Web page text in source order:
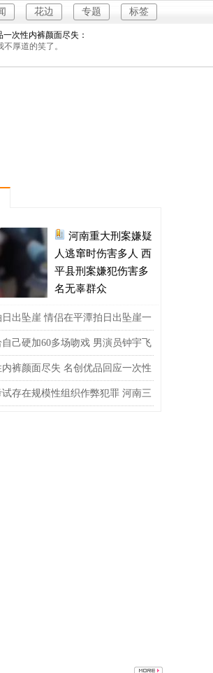
标签
专题
花边
屎难吃啊。
一次性内裤颜面尽失：
不厚道的笑了。
一扶考试存在规模性组织作弊犯罪：
进组给自己硬加60多场吻戏：
一次性内裤颜面尽失：
不厚道的笑了。
一扶考试存在规模性组织作弊犯罪：
经济寒冬期了，为了经济不管是什么群
钱了。
碰瓷这个词的字面意思吗？
河南重大刑案嫌疑
人逃窜时伤害多人 西
平县刑案嫌犯伤害多
名无辜群众
出坠崖 情侣在平潭拍日出坠崖一
己硬加60多场吻戏 男演员钟宇飞
戏裤颜面尽失 名创优品回应一次性
存在规模性组织作弊犯罪 河南三